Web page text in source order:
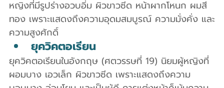
หญิงที่มีรูปร่างอวบอิ่ม ผิวขาวซีด หน้าผากโหนก ผมสี
ทอง เพราะแสดงถึงความอุดมสมบูรณ์ ความมั่งคั่ง และ
ความสูงศักดิ์
ยุควิคตอเรียน
ยุควิคตอเรียนในอังกฤษ (ศตวรรษที่ 19) นิยมผู้หญิงที่
ผอมบาง เอวเล็ก ผิวขาวซีด เพราะแสดงถึงความ